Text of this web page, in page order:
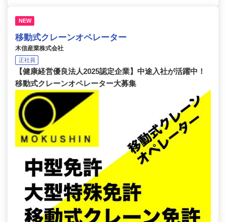
NEW
移動式クレーンオペレーター
木信産業株式会社
正社員
【健康経営優良法人2025認定企業】中途入社が活躍中！
移動式クレーンオペレーター大募集